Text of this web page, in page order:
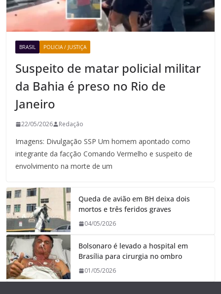
BRASIL POLICIA / JUSTIÇA
Suspeito de matar policial militar
da Bahia é preso no Rio de
Janeiro
22/05/2026 Redação
Imagens: Divulgação SSP Um homem apontado como
integrante da facção Comando Vermelho e suspeito de
envolvimento na morte de um
Queda de avião em BH deixa dois
mortos e três feridos graves
04/05/2026
Bolsonaro é levado a hospital em
Brasília para cirurgia no ombro
01/05/2026